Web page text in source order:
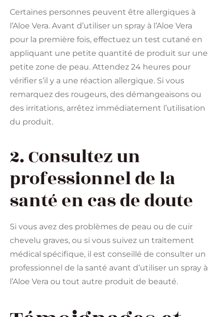
Certaines personnes peuvent être allergiques à
l’Aloe Vera. Avant d’utiliser un spray à l’Aloe Vera
pour la première fois, effectuez un test cutané en
appliquant une petite quantité de produit sur une
petite zone de peau. Attendez 24 heures pour
vérifier s’il y a une réaction allergique. Si vous
remarquez des rougeurs, des démangeaisons ou
des irritations, arrêtez immédiatement l’utilisation
du produit.
2. Consultez un
professionnel de la
santé en cas de doute
Si vous avez des problèmes de peau ou de cuir
chevelu graves, ou si vous suivez un traitement
médical spécifique, il est conseillé de consulter un
professionnel de la santé avant d’utiliser un spray à
l’Aloe Vera ou tout autre produit de beauté.